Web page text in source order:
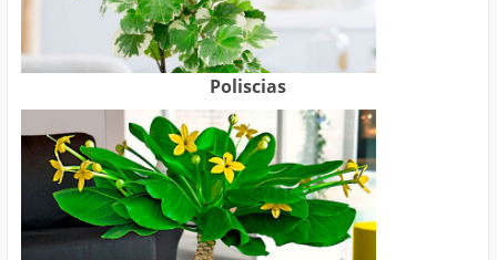
Poliscias